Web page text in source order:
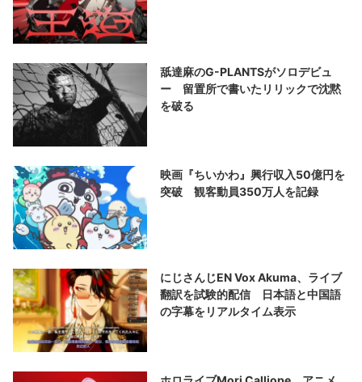
舐達麻のG-PLANTSがソロデビュ
ー 留置所で書いたリリックで沈黙
を破る
映画『ちいかわ』興行収入50億円を
突破 観客動員350万人を記録
にじさんじEN Vox Akuma、ライブ
翻訳を試験的配信 日本語と中国語
の字幕をリアルタイム表示